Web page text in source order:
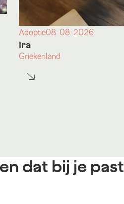
Adoptie08-08-2026
Ira
Griekenland
dat bij je past